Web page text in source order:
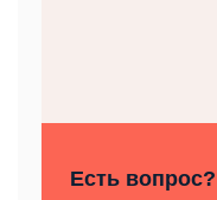
Есть вопрос?